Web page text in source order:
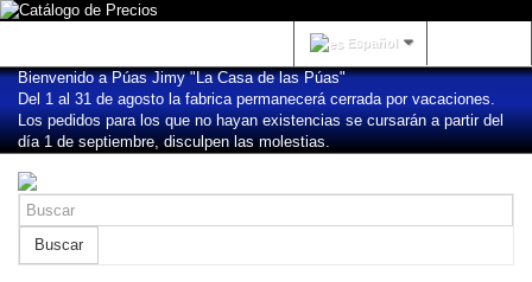
Español
Bienvenido a Púas Jimy "La Casa de las Púas"
Del 1 al 31 de agosto la fabrica permanecerá cerrada por vacaciones.
Los pedidos para los que no hayan existencias se cursarán a partir del
día 1 de septiembre, disculpen las molestias.
Buscar